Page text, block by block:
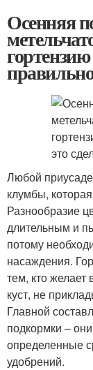
Осенняя
Любой
клумбы,
Разнообразие
длительным и
потому
насаждения.
тем, кто желает
куст, не
Главной
подкормки –
определенные
удобрений.